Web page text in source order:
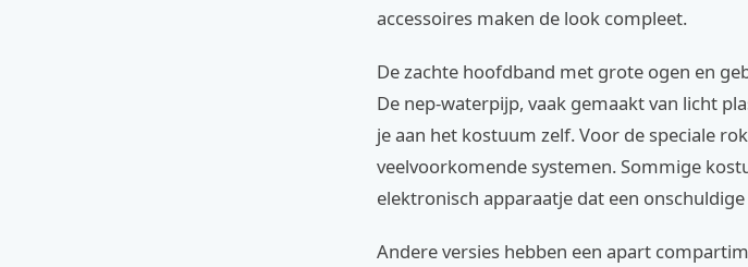
accessoires maken de look compleet.
De zachte hoofdband met grote ogen en
De nep-waterpijp, vaak gemaakt van licht
je aan het kostuum zelf. Voor de speciale
veelvoorkomende systemen. Sommige
elektronisch apparaatje dat een
Andere versies hebben een apart